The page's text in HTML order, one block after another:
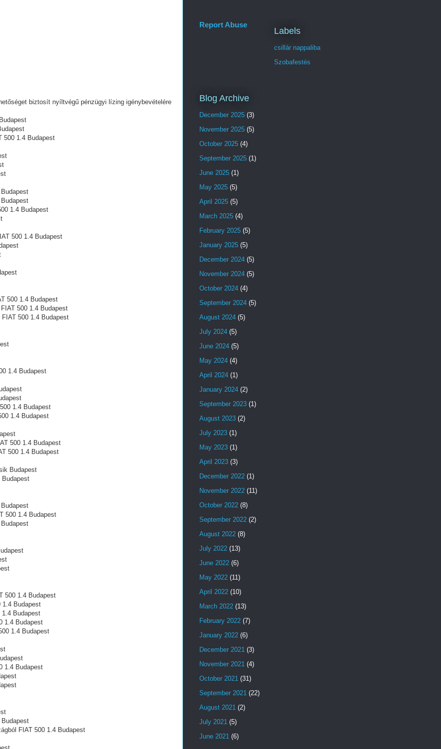
biztosít nyíltvégű pénzügyi lízing igénybevételére
500 1.4 Budapest
1.4 Budapest
500 1.4 Budapest
500 1.4 Budapest
500 1.4 Budapest
500 1.4 Budapest
1.4 Budapest
1.4 Budapest
1.4 Budapest
500 1.4 Budapest
500 1.4 Budapest
Budapest
Budapest
500 1.4 Budapest
500 1.4 Budapest
1.4 Budapest
1.4 Budapest
1.4 Budapest
1.4 Budapest
1.4 Budapest
FIAT 500 1.4 Budapest
Report Abuse
Labels
csillár nappaliba
Szobafestés
Blog Archive
December 2025 (3)
November 2025 (5)
October 2025 (4)
September 2025 (1)
June 2025 (1)
May 2025 (5)
April 2025 (5)
March 2025 (4)
February 2025 (5)
January 2025 (5)
December 2024 (5)
November 2024 (5)
October 2024 (4)
September 2024 (5)
August 2024 (5)
July 2024 (5)
June 2024 (5)
May 2024 (4)
April 2024 (1)
January 2024 (2)
September 2023 (1)
August 2023 (2)
July 2023 (1)
May 2023 (1)
April 2023 (3)
December 2022 (1)
November 2022 (11)
October 2022 (8)
September 2022 (2)
August 2022 (8)
July 2022 (13)
June 2022 (6)
May 2022 (11)
April 2022 (10)
March 2022 (13)
February 2022 (7)
January 2022 (6)
December 2021 (3)
November 2021 (4)
October 2021 (31)
September 2021 (22)
August 2021 (2)
July 2021 (5)
June 2021 (6)